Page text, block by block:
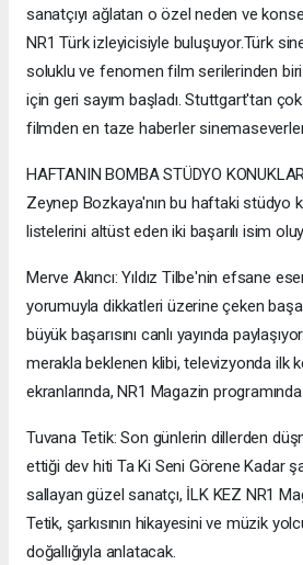
sanatçıyı ağlatan o özel neden ve
NR1 Türk izleyicisiyle buluşuyor.Türk
soluklu ve fenomen film serilerinden
için geri sayım başladı. Stuttgart'tan
filmden en taze haberler
HAFTANIN BOMBA STÜDYO
Zeynep Bozkaya'nın bu haftaki stüdyo
listelerini altüst eden iki başarılı isim
Merve Akıncı: Yıldız Tilbe'nin efsane
yorumuyla dikkatleri üzerine çeken
büyük başarısını canlı yayında
merakla beklenen klibi, televizyonda ilk
ekranlarında, NR1 Magazin
Tuvana Tetik: Son günlerin dillerden
ettiği dev hiti Ta Ki Seni Görene Kadar
sallayan güzel sanatçı, İLK KEZ NR1
Tetik, şarkısının hikayesini ve müzik
doğallığıyla anlatacak.